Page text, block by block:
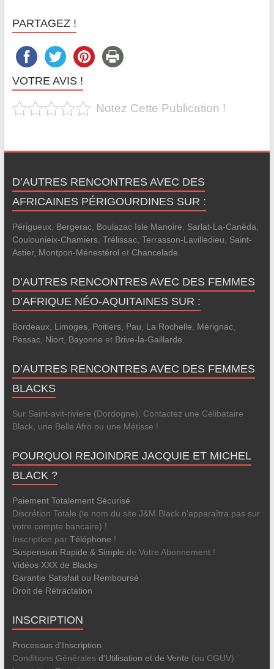
PARTAGEZ !
VOTRE AVIS !
Notez Cette Publication !
D’AUTRES RENCONTRES AVEC DES
AFRICAINES PÉRIGOURDINES SUR :
Périgueux, Bergerac, Boulazac Isle Manoire, Sarlat-La-Canéda,
Coulounieix-Chamiers, Trélissac, Terrasson-Lavilledieu, Saint-
Astier, Montpon-Ménestérol et Chancelade.
D’AUTRES RENCONTRES AVEC DES FEMMES
D’AFRIQUE NÉO-AQUITAINES SUR :
Bordeaux, Limoges, Poitiers, Pau, La Rochelle, Mérignac,
Pessac, Niort, Bayonne et Brive-la-Gaillarde.
D’AUTRES RENCONTRES AVEC DES FEMMES
BLACKS
Sur Saint-avit-riviere (Dordogne), Contactez une Célibataire
Black, une Belle Afro ou une Métisse !
POURQUOI REJOINDRE JACQUIE ET MICHEL
BLACK ?
Paiement Totalement Sécurisé
Discrétion Totale (le nom du site J&M Black n’apparaîtra pas sur
votre compte bancaire) !
Inscription par Téléphone !
Suspension Rapide & Simple de Votre Abonnement !
Vidéos XXX de Blacks
Garantie Satisfait ou Remboursé
Droit de Rétractation
INSCRIPTION
Processus d'Inscription
Conditions Générales d'Utilisation et de Vente (ou CGUV)